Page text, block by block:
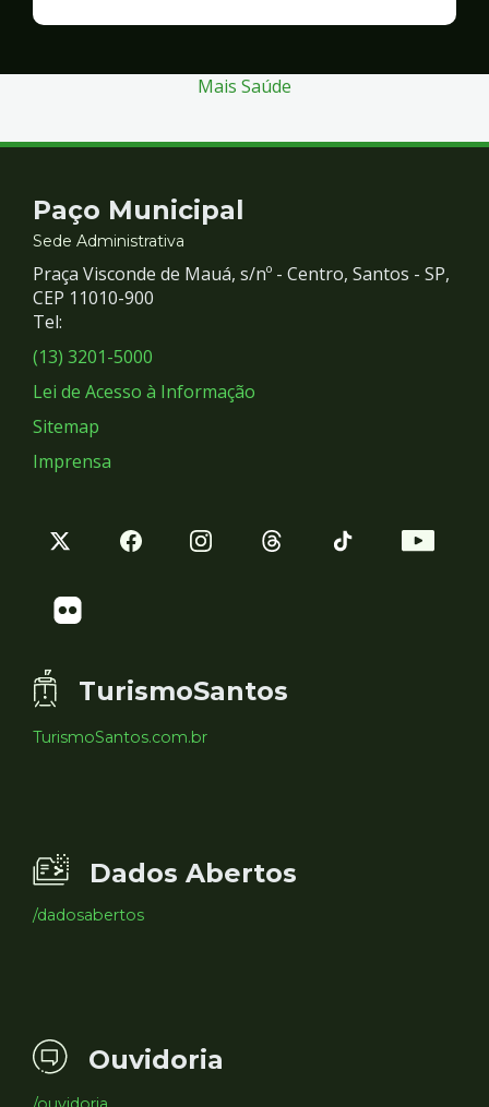
Mais Saúde
Contato
e
Redes
Sociais
Paço Municipal
Sede Administrativa
Praça Visconde de Mauá, s/nº - Centro, Santos - SP,
CEP 11010-900
Tel:
(13) 3201-5000
Lei de Acesso à Informação
Sitemap
Imprensa
TurismoSantos
TurismoSantos.com.br
Dados Abertos
/dadosabertos
Ouvidoria